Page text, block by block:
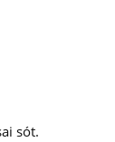
sót.